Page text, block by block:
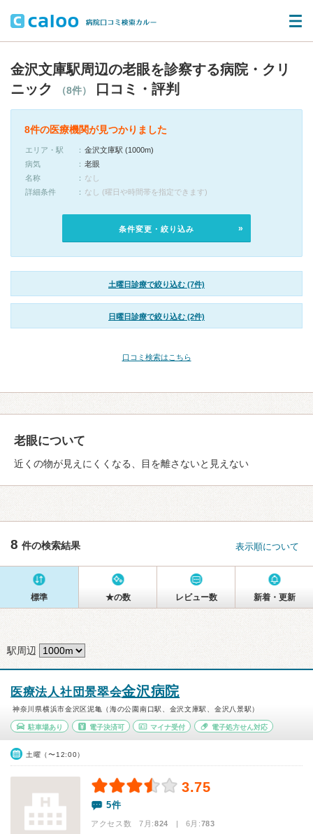
金沢文庫駅周辺の老眼を診察する病院・クリ
ニック
（8件） 口コミ・評判
8件の医療機関が見つかりました
エリア・駅
金沢文庫駅 (1000m)
病気
老眼
名称
なし
詳細条件
なし (曜日や時間帯を指定できます)
条件変更・絞り込み
土曜日診療で絞り込む (7件)
日曜日診療で絞り込む (2件)
口コミ検索はこちら
老眼について
近くの物が見えにくくなる、目を離さないと見えない
8 件の検索結果 表示順について
標準 ★の数 レビュー数 新着・更新
駅周辺
医療法人社団景翠会金沢病院
神奈川県横浜市金沢区泥亀（海の公園南口駅、金沢文庫駅、金沢八景駅）
駐車場あり 電子決済可 マイナ受付 電子処方せん対応
土曜（〜12:00）
3.75
5件
アクセス数 7月:824 | 6月:783